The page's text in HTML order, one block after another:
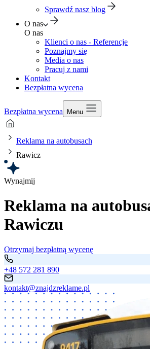
Sprawdź nasz blog
O nas
O nas
Klienci o nas - Referencje
Poznajmy się
Media o nas
Pracuj z nami
Kontakt
Bezpłatna wycena
Bezpłatna wycena Menu
Reklama na autobusach
Rawicz
Wynajmij
Reklama na
Rawiczu
Otrzymaj bezpłatną wycenę
+48 572 281 890
kontakt@znajdzreklame.pl